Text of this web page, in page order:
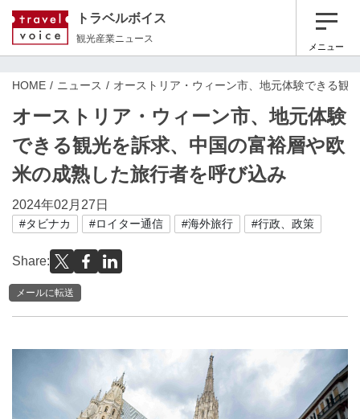
トラベルボイス
観光産業ニュース
メニュー
HOME ニュース オーストリア・ウィーン市、地元体験できる観
オーストリア・ウィーン市、地元体験
できる観光を訴求、中国の富裕層や欧
米の成熟した旅行者を呼び込み
2024年02月27日
#タビナカ #ロイター通信 #海外旅行 #行政、政策
Share:
メールに転送